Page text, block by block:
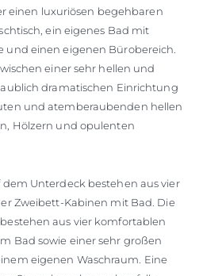
einen luxuriösen begehbaren
ein eigenes Bad mit
und einen eigenen Bürobereich.
einer sehr hellen und
dramatischen Einrichtung
und atemberaubenden hellen
Hölzern und opulenten
Unterdeck bestehen aus vier
Zweibett-Kabinen mit Bad. Die
aus vier komfortablen
Bad sowie einer sehr großen
eigenen Waschraum. Eine